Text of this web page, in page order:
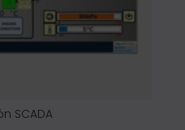
WR-200K Niro-tech